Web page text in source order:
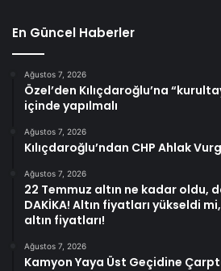
En Güncel Haberler
Ağustos 7, 2026
Özel’den Kılıçdaroğlu’na
içinde yapılmalı
Ağustos 7, 2026
Kılıçdaroğlu’ndan CHP Ahlak
Ağustos 7, 2026
22 Temmuz altın ne kadar oldu,
DAKİKA! Altın fiyatları yükseldi
altın fiyatları!
Ağustos 7, 2026
Kamyon Yaya Üst Geçidine